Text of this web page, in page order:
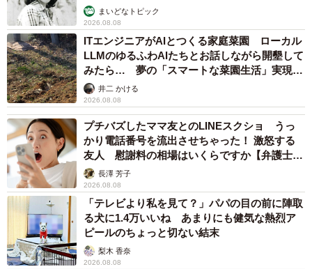
む」まいどなトピック
2026.08.08
ITエンジニアがAIとつくる家庭菜園 ローカル
LLMのゆるふわAIたちとお話しながら開墾して
みたら… 夢の「スマートな菜園生活」実現な
るか井二 かける
2026.08.08
プチバズしたママ友とのLINEスクショ うっ
かり電話番号を流出させちゃった！ 激怒する
友人 慰謝料の相場はいくらですか【弁護士が
解説】長澤 芳子
2026.08.08
「テレビより私を見て？」パパの目の前に陣取
る犬に1.4万いいね あまりにも健気な熱烈ア
ピールのちょっと切ない結末
梨木 香奈
2026.08.08